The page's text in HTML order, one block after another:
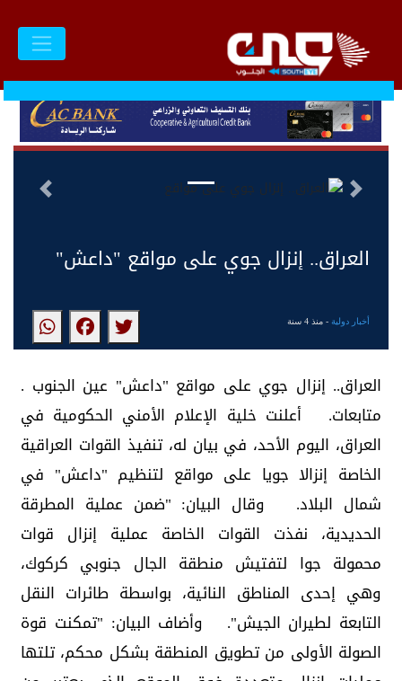
التالى السابق
العراق.. إنزال جوي على مواقع "داعش"
أخبار دولية- منذ 4 سنة
العراق.. إنزال جوي على مواقع "داعش" عين الجنوب .
متابعات. أعلنت خلية الإعلام الأمني الحكومية في
العراق، اليوم الأحد، في بيان له، تنفيذ القوات العراقية
الخاصة إنزالا جويا على مواقع لتنظيم "داعش" في
شمال البلاد. وقال البيان: "ضمن عملية المطرقة
الحديدية، نفذت القوات الخاصة عملية إنزال قوات
محمولة جوا لتفتيش منطقة الجال جنوبي كركوك،
وهي إحدى المناطق النائية، بواسطة طائرات النقل
التابعة لطيران الجيش". وأضاف البيان: "تمكنت قوة
الصولة الأولى من تطويق المنطقة بشكل محكم، تلتها